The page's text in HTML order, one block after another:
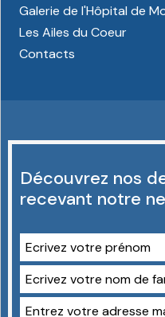
Galerie de l'Hôpital de
Les Ailes du Coeur
Contacts
Découvrez nos
recevant notre